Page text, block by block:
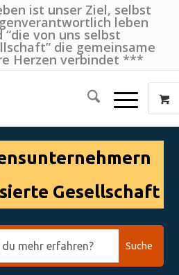
ist unser Ziel, selbst
leben
“die von uns selbst
die gemeinsame
Herzen verbindet ***
Gesellschaft
Suche